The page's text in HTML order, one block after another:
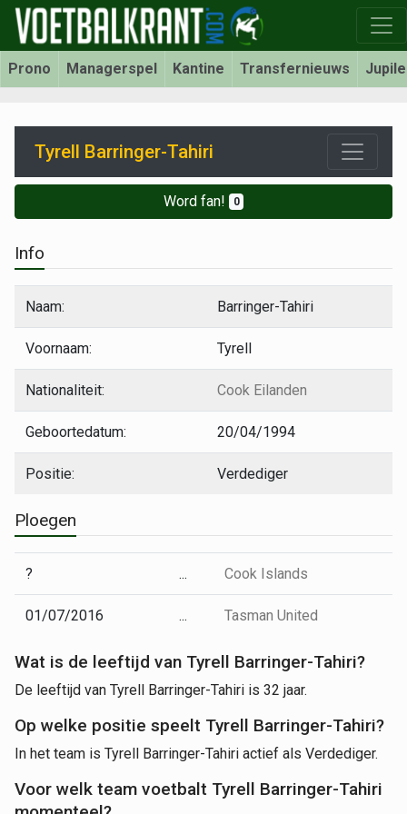
Prono Managerspel Kantine Transfernieuws
Tyrell Barringer-Tahiri
Word fan! 0
Info
Naam: Barringer-Tahiri
Voornaam: Tyrell
Nationaliteit: Cook Eilanden
Geboortedatum: 20/04/1994
Positie: Verdediger
Ploegen
? ... Cook Islands
01/07/2016 ... Tasman United
Wat is de leeftijd van Tyrell Barringer-Tahiri?
De leeftijd van Tyrell Barringer-Tahiri is 32 jaar.
Op welke positie speelt Tyrell Barringer-Tahiri?
In het team is Tyrell Barringer-Tahiri actief als Verdediger.
Voor welk team voetbalt Tyrell Barringer-Tahiri